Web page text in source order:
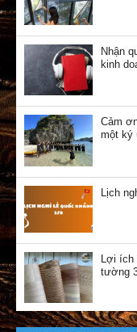
Nhận
kinh
Cảm
một ký
Lịch
Lợi ích
tường